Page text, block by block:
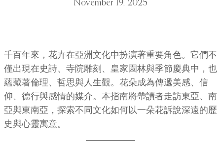
November 19, 2025
千百年來，花卉在亞洲文化中扮演著重要角色。它們不
僅出現在史詩、寺院雕刻、皇家園林與季節慶典中，也
蘊藏著倫理、哲思與人生觀。花朵成為傳遞美感、信
仰、德行與感情的媒介。本指南將帶讀者走訪東亞、南
亞與東南亞，探索不同文化如何以一朵花訴說深遠的歷
史與心靈寓意。